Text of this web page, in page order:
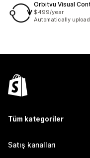
Orbitvu Visual
$499/year
Automatically
Tüm kategoriler
Satış kanalları